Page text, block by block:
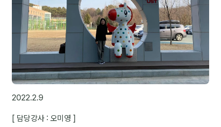
이미루
이상미
이옥겸
이인우
임아라
전승빈
정일영
2022.2.9
[ 담당강사 : 오미영 ]